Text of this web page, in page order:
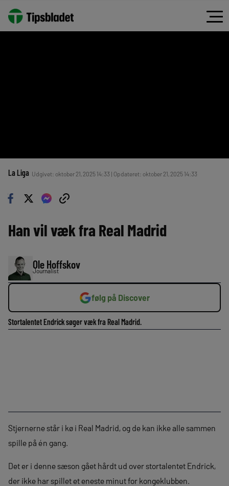
La Liga Udgivet: oktober 21, 2025 14:33 | Opdateret: oktober 21, 2025 14:33
Han vil væk fra Real Madrid
Ole Hoffskov
Journalist
følg på Discover
Stortalentet Endrick søger væk fra Real Madrid.
Stjernerne står i kø i Real Madrid, og de kan ikke alle sammen
spille på én gang.
Det er i denne sæson gået hårdt ud over stortalentet Endrick,
der ikke har spillet et eneste minut for kongeklubben.